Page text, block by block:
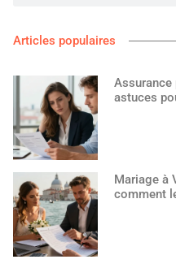
Articles populaires
astuces
Mariage à
comment